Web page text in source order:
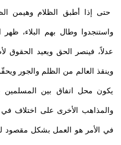
حتى إذا أطبق الظلام وهيمن
واستنجدوا وطال بهم البلاء،
عدلاً، فينصر الحق ويعيد الحقوق
وينقذ العالم من الظلم والجور
يكون محل اتفاق بين المسلمين
والمذاهب الأخرى على اختلاف
في الأمر هو العمل بشكل مقصود